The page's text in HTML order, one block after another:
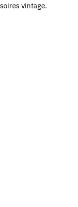
vintage.